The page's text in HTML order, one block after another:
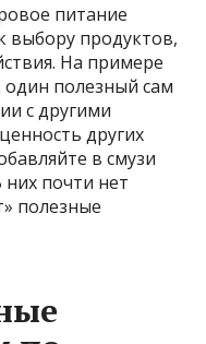
питание
выбору продуктов,
На примере
полезный сам
с другими
других
в смузи
них почти нет
полезные